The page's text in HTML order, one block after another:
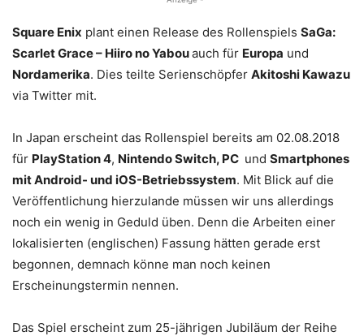
Square Enix plant einen Release des Rollenspiels SaGa:
Scarlet Grace – Hiiro no Yabouauch für Europa und
Nordamerika. Dies teilte Serienschöpfer Akitoshi Kawazu
via Twitter mit.
In Japan erscheint das Rollenspiel bereits am 02.08.2018
für PlayStation 4, Nintendo Switch, PC und Smartphones
mit Android- und iOS-Betriebssystem. Mit Blick auf die
Veröffentlichung hierzulande müssen wir uns allerdings
noch ein wenig in Geduld üben. Denn die Arbeiten einer
lokalisierten (englischen) Fassung hätten gerade erst
begonnen, demnach könne man noch keinen
Erscheinungstermin nennen.
Das Spiel erscheint zum 25-jährigen Jubiläum der Reihe